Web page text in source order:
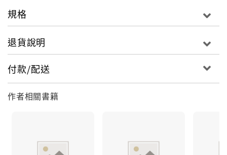
規格
退貨說明
付款/配送
作者相關書籍